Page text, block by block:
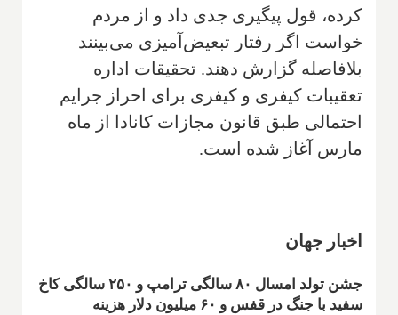
کرده، قول پیگیری جدی داد و از مردم
خواست اگر رفتار تبعیض‌آمیزی می‌بینند
بلافاصله گزارش دهند. تحقیقات اداره
تعقیبات کیفری و کیفری برای احراز جرایم
احتمالی طبق قانون مجازات کانادا از ماه
مارس آغاز شده است.
اخبار جهان
جشن تولد امسال ۸۰ سالگی ترامپ و ۲۵۰ سالگی کاخ
سفید با جنگ در قفس و ۶۰ میلیون دلار هزینه